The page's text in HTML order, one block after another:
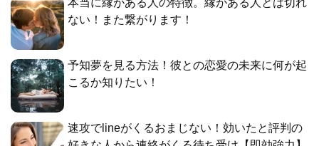
本当に縁がある人の特徴。縁がある人とは切れ
ない！また繋がります！
予知夢を見る方法！彼との恋愛の未来に何が起
こるか知りたい！
速攻でlineがくるおまじない！効いたと評判の